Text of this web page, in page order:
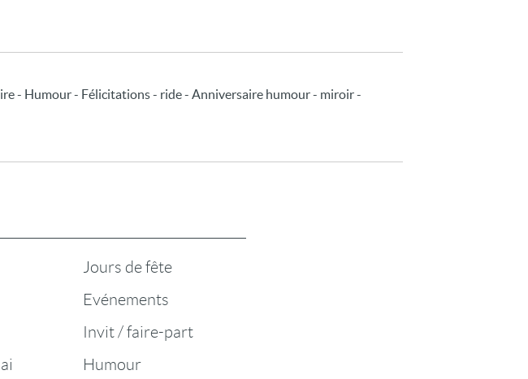
- Humour - Félicitations - ride - Anniversaire humour - miroir -
Jours de fête
Evénements
Invit / faire-part
Humour